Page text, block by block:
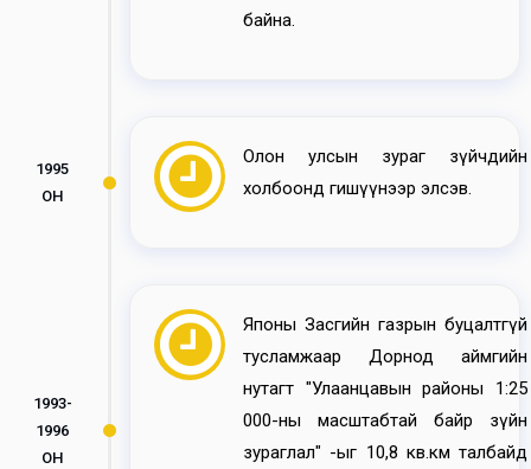
байна.
1995
ОН
Олон улсын зураг зүйчдийн
холбоонд гишүүнээр элсэв.
1993-
1996
ОН
Японы Засгийн газрын буцалтгүй
тусламжаар Дорнод аймгийн
нутагт "Улаанцавын районы 1:25
000-ны масштабтай байр зүйн
зураглал" -ыг 10,8 кв.км талбайд